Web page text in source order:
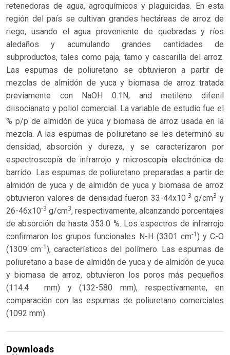
retenedoras de agua, agroquímicos y plaguicidas. En esta
región del país se cultivan grandes hectáreas de arroz de
riego, usando el agua proveniente de quebradas y ríos
aledaños y acumulando grandes cantidades de
subproductos, tales como paja, tamo y cascarilla del arroz.
Las espumas de poliuretano se obtuvieron a partir de
mezclas de almidón de yuca y biomasa de arroz tratada
previamente con NaOH 0.1N, and metileno difenil
diisocianato y poliol comercial. La variable de estudio fue el
% p/p de almidón de yuca y biomasa de arroz usada en la
mezcla. A las espumas de poliuretano se les determinó su
densidad, absorción y dureza, y se caracterizaron por
espectroscopía de infrarrojo y microscopía electrónica de
barrido. Las espumas de poliuretano preparadas a partir de
almidón de yuca y de almidón de yuca y biomasa de arroz
obtuvieron valores de densidad fueron 33-44x10-3g/cm3 y
26-46x10-3 g/cm3, respectivamente, alcanzando porcentajes
de absorción de hasta 353.0 %. Los espectros de infrarrojo
confirmaron los grupos funcionales N-H (3301 cm-1) y C-O
(1309 cm-1), característicos del polímero. Las espumas de
poliuretano a base de almidón de yuca y de almidón de yuca
y biomasa de arroz, obtuvieron los poros más pequeños
(114.4 mm) y (132-580 mm), respectivamente, en
comparación con las espumas de poliuretano comerciales
(1092 mm).
Downloads